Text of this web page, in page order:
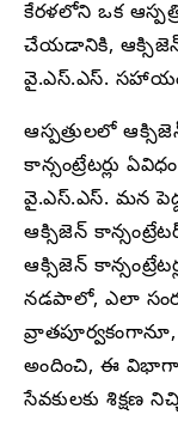
కేరళలోని ఒక
చేయడానికి,
వై.ఎస్.ఎస్.
ఆస్పత్రులలో
కాన్సంట్రేటర్లు
వై.ఎస్.ఎస్. మన
ఆక్సిజెన్
ఆక్సిజెన్
నడపాలో, ఎలా
అందించి, ఈ
సేవకులకు శిక్షణ